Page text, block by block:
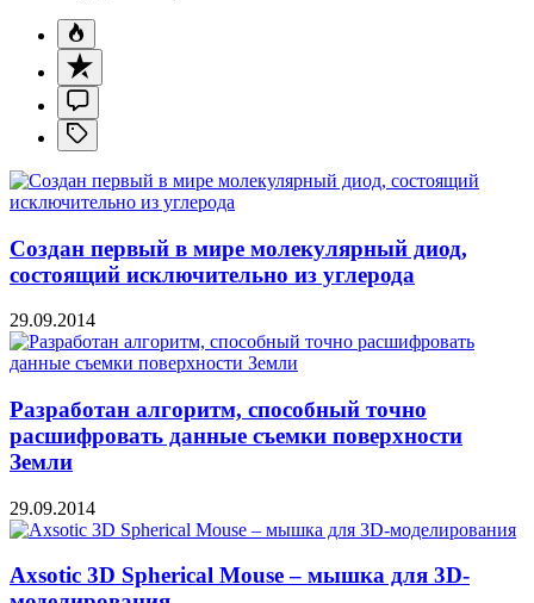
Создан первый в мире молекулярный диод,
состоящий исключительно из углерода
29.09.2014
Разработан алгоритм, способный точно
расшифровать данные съемки поверхности
Земли
29.09.2014
Axsotic 3D Spherical Mouse – мышка для 3D-